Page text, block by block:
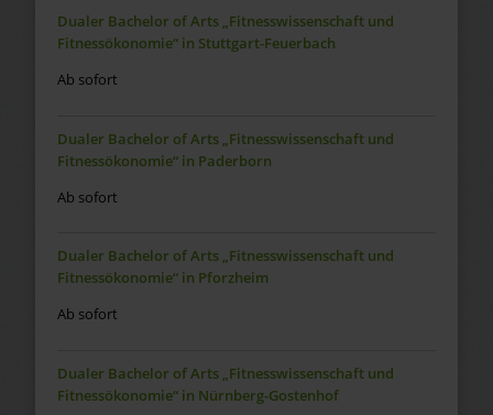
Dualer Bachelor of Arts „Fitnesswissenschaft und
Fitnessökonomie“ in Stuttgart-Feuerbach
Ab sofort
Dualer Bachelor of Arts „Fitnesswissenschaft und
Fitnessökonomie“ in Paderborn
Ab sofort
Dualer Bachelor of Arts „Fitnesswissenschaft und
Fitnessökonomie“ in Pforzheim
Ab sofort
Dualer Bachelor of Arts „Fitnesswissenschaft und
Fitnessökonomie“ in Nürnberg-Gostenhof